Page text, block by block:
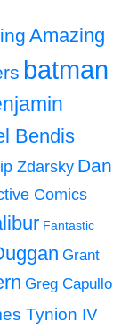
Amazing
batman
Bendis
Zdarsky Dan
Comics
Fantastic
Grant
Greg Capullo
Tynion IV